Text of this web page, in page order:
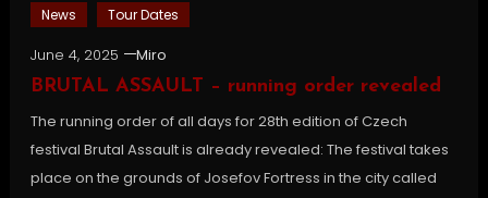
News Tour Dates
June 4, 2025
Miro
BRUTAL ASSAULT – running order revealed
The running order of all days for 28th edition of Czech
festival Brutal Assault is already revealed: The festival takes
place on the grounds of Josefov Fortress in the city called